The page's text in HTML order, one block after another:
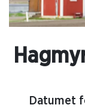
Datumet